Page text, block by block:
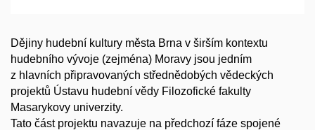
Dějiny hudební kultury města Brna v širším kontextu
hudebního vývoje (zejména) Moravy jsou jedním
z hlavních připravovaných střednědobých vědeckých
projektů Ústavu hudební vědy Filozofické fakulty
Masarykovy univerzity.
Tato část projektu navazuje na předchozí fáze spojené